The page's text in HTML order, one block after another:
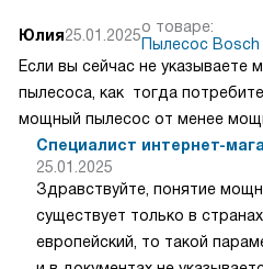
Юлия25.01.2025о товаре:
Пылесос Bosch
Если вы сейчас не указываете
пылесоса, как тогда
мощный пылесос от менее
Специалист интернет-
25.01.2025
Здравствуйте, понятие
существует только в
европейский, то такой